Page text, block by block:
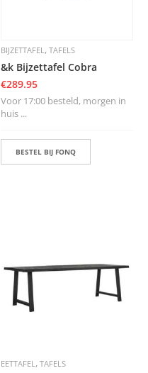
BIJZETTAFEL, TAFELS
&k Bijzettafel Cobra
€289.95
Voor 17:00 besteld, morgen in
huis ...
BESTEL BIJ FONQ
EETTAFEL, TAFELS